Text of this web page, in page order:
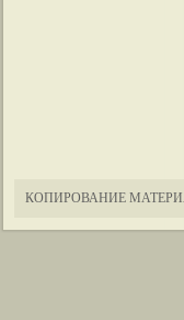
КОПИРОВАНИЕ